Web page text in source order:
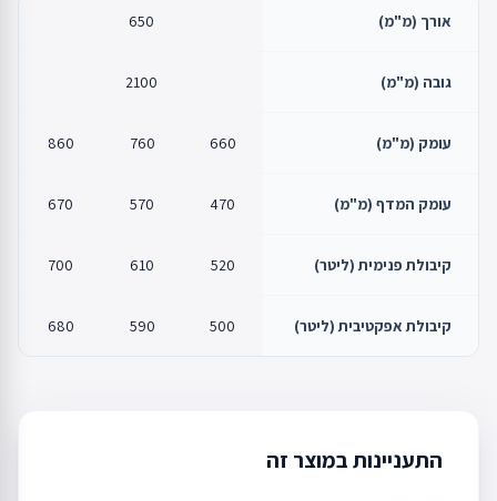
אורך (מ"מ) 650
גובה (מ"מ) 2100
עומק (מ"מ) 660
760
860
עומק המדף (מ"מ) 470
570
670
קיבולת פנימית (ליטר) 520
610
700
קיבולת אפקטיבית (ליטר) 500
590
680
התעניינות במוצר זה